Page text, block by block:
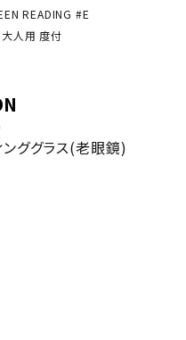
READING #E
大人用 度付
ンググラス(老眼鏡)